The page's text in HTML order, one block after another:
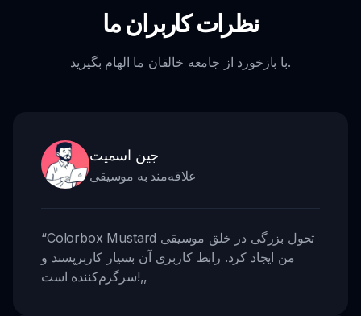
نظرات کاربران ما
با بازخورد از جامعه خالقان ما الهام بگیرید.
جین اسمیت
علاقه‌مند به موسیقی
“Colorbox Mustard تحول بزرگی در خلق موسیقی
من ایجاد کرد. رابط کاربری آن بسیار کاربرپسند و
سرگرم‌کننده است!,,